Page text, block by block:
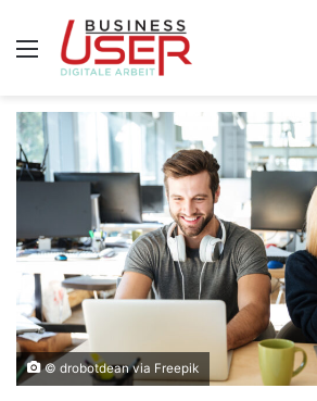
Menü
© drobotdean via Freepik